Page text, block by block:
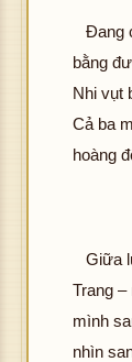
Đang
bằng
Nhi vụt
Cả ba
hoàng
Giữa
Trang
mình
nhìn